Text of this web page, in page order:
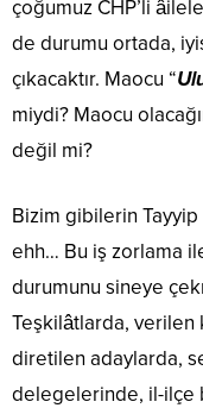
çoğumuz CHP’li
de durumu ortada,
çıkacaktır. Maocu “
miydi? Maocu
değil mi?
Bizim gibilerin Tayyip
ehh… Bu iş zorlama
durumunu sineye
Teşkilâtlarda, verilen
diretilen adaylarda,
delegelerinde, il-ilçe